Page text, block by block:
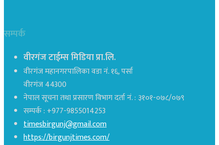
सम्पर्क
वीरगंज टाईम्स मिडिया प्रा.लि.
वीरगंज महानगरपालिका वडा नं. १६, पर्सा
वीरगंज 44300
नेपाल सूचना तथा प्रसारण विभाग दर्ता नं. : ३१०१-०७८/०७९
सम्पर्क : +977-9855014253
timesbirgunj@gmail.com
https://birgunjtimes.com/